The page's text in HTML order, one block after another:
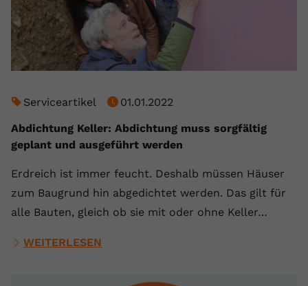
Serviceartikel
01.01.2022
Abdichtung Keller: Abdichtung muss sorgfältig
geplant und ausgeführt werden
Erdreich ist immer feucht. Deshalb müssen Häuser
zum Baugrund hin abgedichtet werden. Das gilt für
alle Bauten, gleich ob sie mit oder ohne Keller…
WEITERLESEN